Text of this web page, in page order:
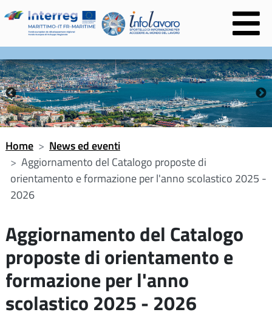
Home
News ed eventi
Aggiornamento del Catalogo proposte di
orientamento e formazione per l'anno scolastico 2025 -
2026
Aggiornamento del Catalogo
proposte di orientamento e
formazione per l'anno
scolastico 2025 - 2026